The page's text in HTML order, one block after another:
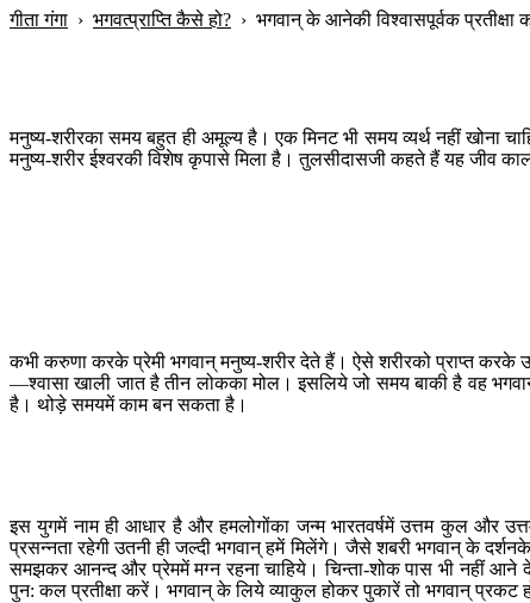
गीता गंगा › भगवत्प्राप्ति कैसे हो? › भगवान् के आनेकी विश्वासपूर्वक प्रतीक्षा
मनुष्य-शरीरका समय बहुत ही अमूल्य है। एक मिनट भी समय व्यर्थ नहीं खोना
मनुष्य-शरीर ईश्वरकी विशेष कृपासे मिला है। तुलसीदासजी कहते हैं यह जीव
कभी करुणा करके प्रेमी भगवान् मनुष्य-शरीर देते हैं। ऐसे शरीरको प्राप्त
—श्वासा खाली जात है तीन लोकका मोल। इसलिये जो समय बाकी है वह
है। थोड़े समयमें काम बन सकता है।
इस युगमें नाम ही आधार है और हमलोगोंका जन्म भारतवर्षमें उत्तम कुल और
प्रसन्नता रहेगी उतनी ही जल्दी भगवान् हमें मिलेंगे। जैसे शबरी भगवान् के
समझकर आनन्द और प्रेममें मग्न रहना चाहिये। चिन्ता-शोक पास भी नहीं
पुन: कल प्रतीक्षा करें। भगवान् के लिये व्याकुल होकर पुकारें तो भगवान्